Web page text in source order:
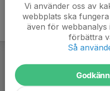
Vi använder oss av
webbplats ska
även för webbanalys
förbättra
Så